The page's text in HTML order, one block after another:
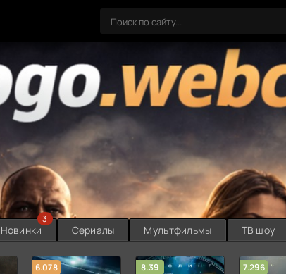
Новинки
3
Сериалы Мультфильмы ТВ шоу
6.078 8.39 7.296